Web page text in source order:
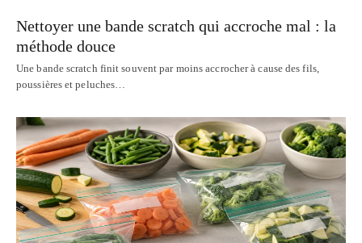
Nettoyer une bande scratch qui accroche mal : la
méthode douce
Une bande scratch finit souvent par moins accrocher à cause des fils,
poussières et peluches…